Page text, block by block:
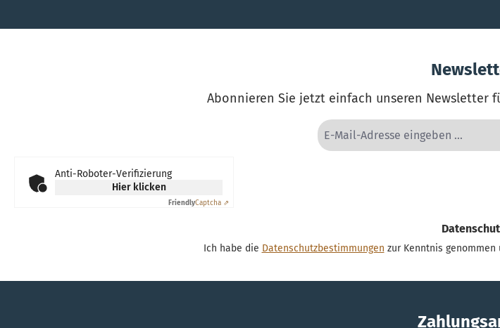
Abonnieren Sie jetzt einfach unseren
E-
Mail-
Anti-Roboter-Verifizierung
Hier klicken
FriendlyCaptcha ⇗
Ich habe die Datenschutzbestimmungen zur Kenntnis genommen